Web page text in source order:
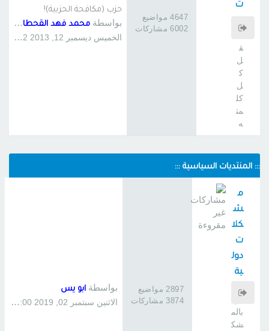
ت
ق
ل
ك
ل
كل
مت
ه
4647 مواضيع
6002 مشاركات
حزب (مكافحة الحزبية)!
بواسطة محمد فهد القحطاني 6
الخميس ديسمبر 12, 2013 1:22 am
::: المنتديات السياسية :::
م
ش
كلا
ت
دول
ية
بالم
شك
2897 مواضيع
3874 مشاركات
بواسطة ابو يس
الاثنين سبتمبر 02, 2019 1:00 pm